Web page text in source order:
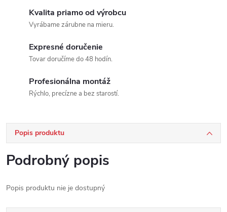
Kvalita priamo od výrobcu
Vyrábame zárubne na mieru.
Expresné doručenie
Tovar doručíme do 48 hodín.
Profesionálna montáž
Rýchlo, precízne a bez starostí.
Popis produktu
Podrobný popis
Popis produktu nie je dostupný